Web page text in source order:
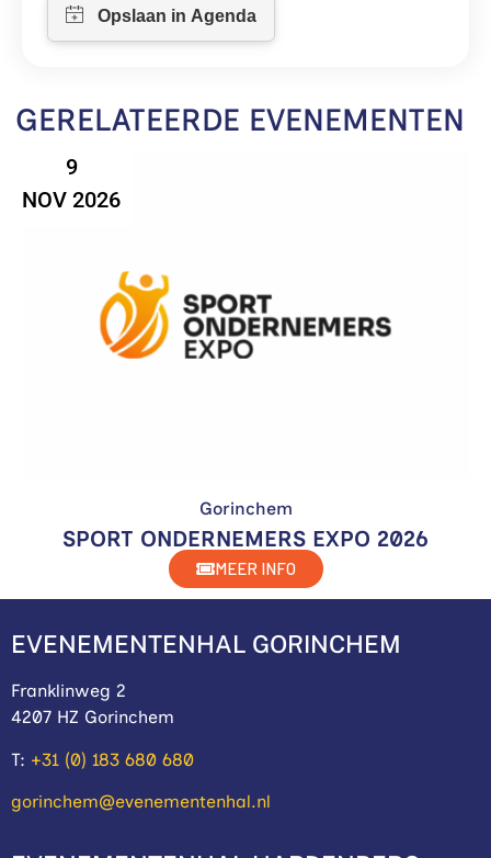
GERELATEERDE EVENEMENTEN
9
NOV 2026
Gorinchem
SPORT ONDERNEMERS EXPO 2026
MEER INFO
EVENEMENTENHAL GORINCHEM
Franklinweg 2
4207 HZ Gorinchem
T: +31 (0) 183 680 680
gorinchem@evenementenhal.nl